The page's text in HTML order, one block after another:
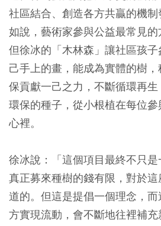
社區結合、創造各方共贏的機
如說，藝術家參與公益最常見的
但徐冰的「木林森」讓社區孩
己手上的畫，能成為實體的樹
保貢獻一己之力，不斷循環再
環保的種子，從小根植在每位
心裡。
徐冰說：「這個項目最終不只
真正募來種樹的錢有限，對於
道的。但這是提倡一個理念，
方實現流動，會不斷地往裡補充